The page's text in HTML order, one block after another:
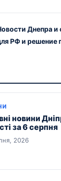
Днепра и
РФ и решение
новини
за 6 серпня
2026